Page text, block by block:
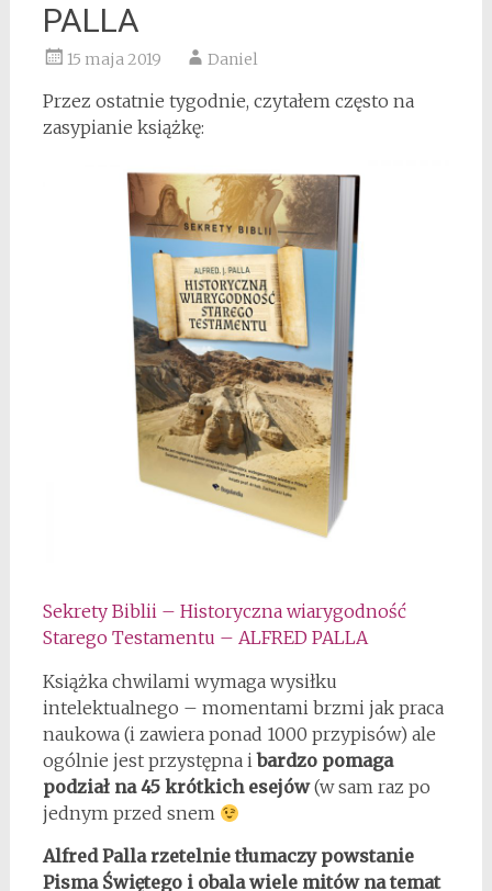
PALLA
15 maja 2019 Daniel
Przez ostatnie tygodnie, czytałem często na
zasypianie książkę:
Sekrety Biblii – Historyczna wiarygodność
Starego Testamentu – ALFRED PALLA
Książka chwilami wymaga wysiłku
intelektualnego – momentami brzmi jak praca
naukowa (i zawiera ponad 1000 przypisów) ale
ogólnie jest przystępna ibardzo pomaga
podział na 45 krótkich esejów(w sam raz po
jednym przed snem
Alfred Palla rzetelnie tłumaczy powstanie
Pisma Świętego i obala wiele mitów na temat